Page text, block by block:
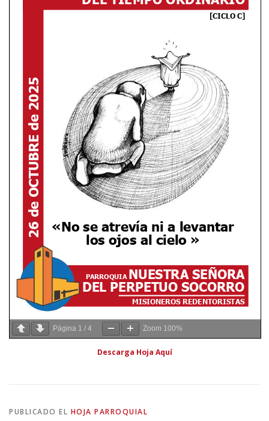
Página 1 / 4 Zoom 100%
Descarga Hoja Aquí
PUBLICADO EL HOJA PARROQUIAL